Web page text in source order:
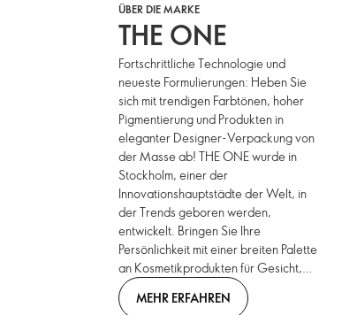
ÜBER DIE MARKE
THE ONE
Fortschrittliche Technologie und
neueste Formulierungen: Heben Sie
sich mit trendigen Farbtönen, hoher
Pigmentierung und Produkten in
eleganter Designer-Verpackung von
der Masse ab! THE ONE wurde in
Stockholm, einer der
Innovationshauptstädte der Welt, in
der Trends geboren werden,
entwickelt. Bringen Sie Ihre
Persönlichkeit mit einer breiten Palette
an Kosmetikprodukten für Gesicht,
Augen, Lippen und Nägel zum
Ausdruck. Stilvolle neue Farbtöne
MEHR ERFAHREN